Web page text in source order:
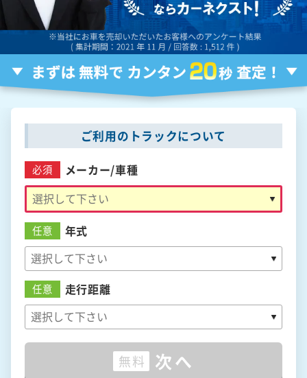
ご利用のトラックについて
必須 メーカー/車種
任意 年式
任意 走行距離
無料 次へ